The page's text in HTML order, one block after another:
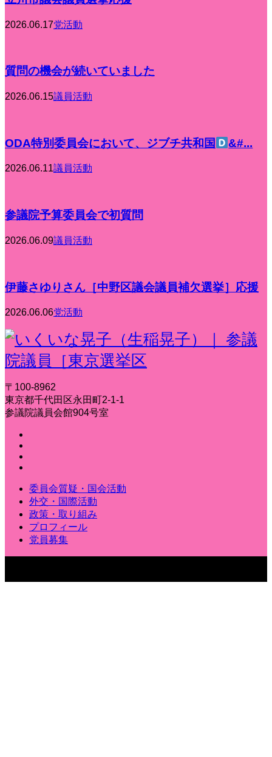
2026.06.17党活動
質問の機会が続いていました
2026.06.15議員活動
ODA特別委員会において、ジブチ共和国 &#...
2026.06.11議員活動
参議院予算委員会で初質問
2026.06.09議員活動
伊藤さゆりさん［中野区議会議員補欠選挙］応援
2026.06.06党活動
〒100-8962
東京都千代田区永田町2-1-1
参議院議員会館904号室
委員会質疑・国会活動
外交・国際活動
政策・取り組み
プロフィール
党員募集